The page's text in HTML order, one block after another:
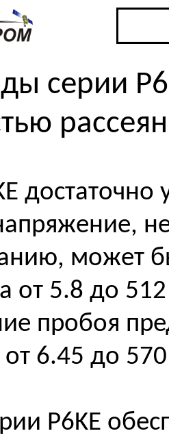
серии
достаточно
может
от 5.8 до
пробоя
6.45 до
P6KE